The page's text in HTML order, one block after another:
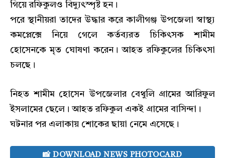
গিয়ে রফিকুলও বিদ্যুৎস্পৃষ্ট হন।
পরে স্থানীয়রা তাদের উদ্ধার করে কালীগঞ্জ উপজেলা স্বাস্থ্য
কমপ্লেক্সে নিয়ে গেলে কর্তব্যরত চিকিৎসক শামীম
হোসেনকে মৃত ঘোষণা করেন। আহত রফিকুলের চিকিৎসা
চলছে।
নিহত শামীম হোসেন উপজেলার বেথুলি গ্রামের আরিফুল
ইসলামের ছেলে। আহত রফিকুল একই গ্রামের বাসিন্দা।
ঘটনার পর এলাকায় শোকের ছায়া নেমে এসেছে।
📸 DOWNLOAD NEWS PHOTOCARD